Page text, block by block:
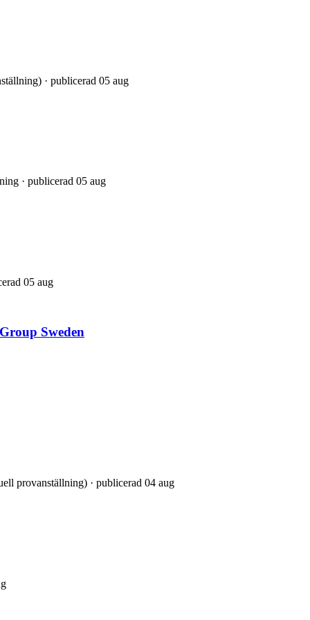
· publicerad 05 aug
· publicerad 05 aug
05 aug
Sweden
provanställning) · publicerad 04 aug